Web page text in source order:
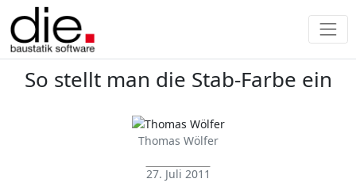
So stellt man die Stab-Farbe ein
Thomas Wölfer
27. Juli 2011